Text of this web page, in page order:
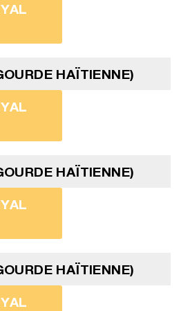
HAÏTIENNE)
HAÏTIENNE)
HAÏTIENNE)